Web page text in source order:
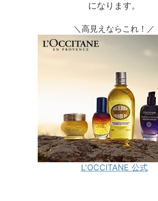
になります。
＼高見えならこれ！／
L'OCCITANE 公式